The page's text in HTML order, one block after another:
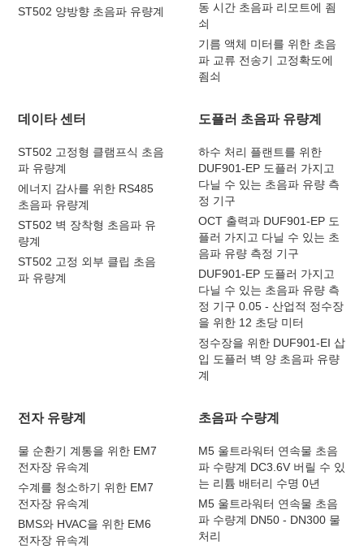
ST502 양방향 초음파 유량계
동 시간 초음파 리모트에 죔
쇠
기름 액체 미터를 위한 초음
파 교류 전송기 고정확도에
죔쇠
데이타 센터
ST502 고정형 클램프식 초음
파 유량계
에너지 감사를 위한 RS485
초음파 유량계
ST502 벽 장착형 초음파 유
량계
ST502 고정 외부 클립 초음
파 유량계
도플러 초음파 유량계
하수 처리 플랜트를 위한
DUF901-EP 도플러 가지고
다닐 수 있는 초음파 유량 측
정 기구
OCT 출력과 DUF901-EP 도
플러 가지고 다닐 수 있는 초
음파 유량 측정 기구
DUF901-EP 도플러 가지고
다닐 수 있는 초음파 유량 측
정 기구 0.05 - 산업적 정수장
을 위한 12 초당 미터
정수장을 위한 DUF901-EI 삽
입 도플러 벽 양 초음파 유량
계
전자 유량계
물 순환기 계통을 위한 EM7
전자장 유속계
수계를 청소하기 위한 EM7
전자장 유속계
BMS와 HVAC을 위한 EM6
전자장 유속계
초음파 수량계
M5 울트라워터 연속물 초음
파 수량계 DC3.6V 버릴 수 있
는 리튬 배터리 수명 0년
M5 울트라워터 연속물 초음
파 수량계 DN50 - DN300 물
처리